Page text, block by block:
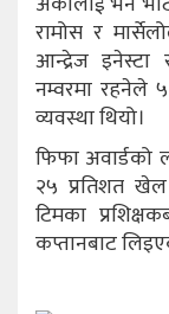
रामोस र
आन्द्रेज इनेस्टा
नम्वरमा रहनेले
व्यवस्था थियो।
फिफा अवार्डको
२५ प्रतिशत खेल
टिमका
कप्तानबाट